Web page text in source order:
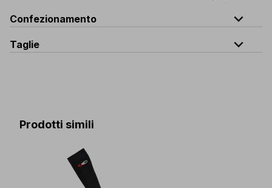
Confezionamento
expand_less
Codice
Taglie expand_less
Prodotti simili